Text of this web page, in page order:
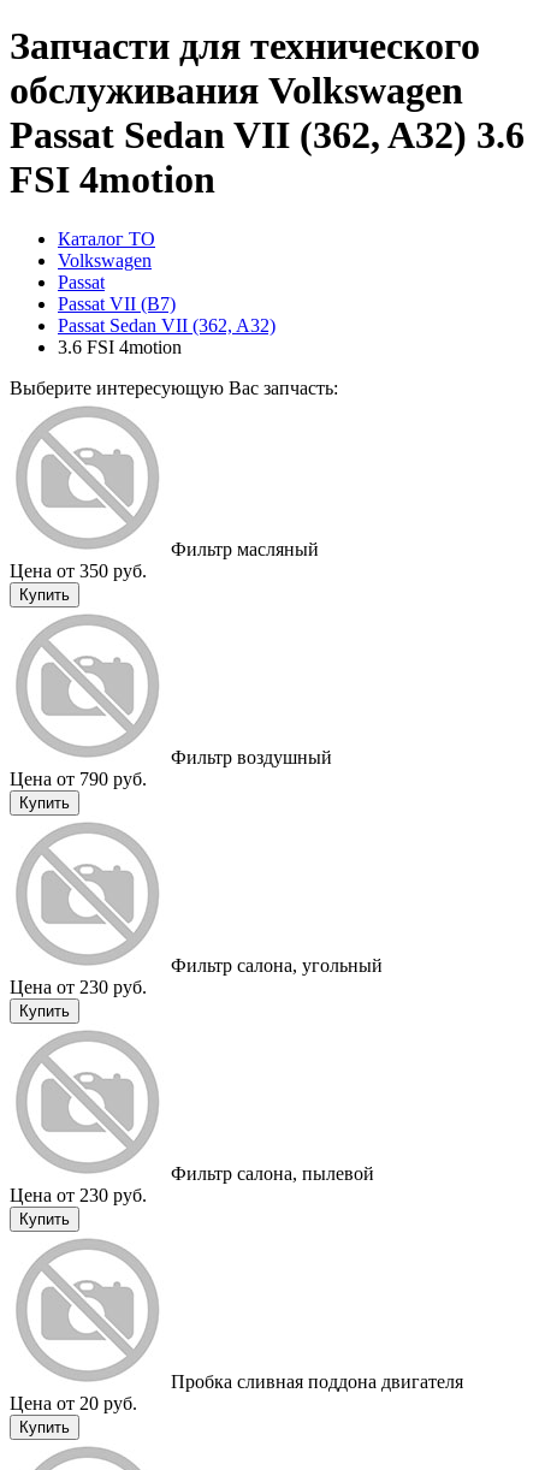
Запчасти для технического
обслуживания Volkswagen
Passat Sedan VII (362, A32) 3.6
FSI 4motion
Каталог ТО
Volkswagen
Passat
Passat VII (B7)
Passat Sedan VII (362, A32)
3.6 FSI 4motion
Выберите интересующую Вас запчасть:
Фильтр масляный
Цена от 350 руб.
Купить
Фильтр воздушный
Цена от 790 руб.
Купить
Фильтр салона, угольный
Цена от 230 руб.
Купить
Фильтр салона, пылевой
Цена от 230 руб.
Купить
Пробка сливная поддона двигателя
Цена от 20 руб.
Купить